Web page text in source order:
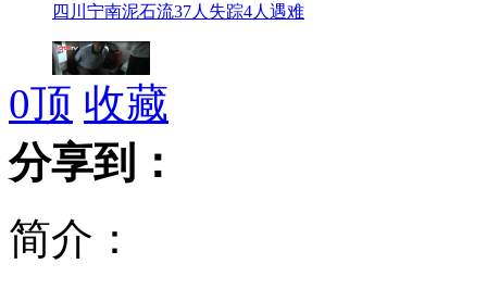
四川宁南泥石流37人失踪4人遇难
云南特大"家族式"贩毒团伙摧毁
广州油罐车爆炸事故：居民以为地震
0顶 收藏
分享到：
简介：